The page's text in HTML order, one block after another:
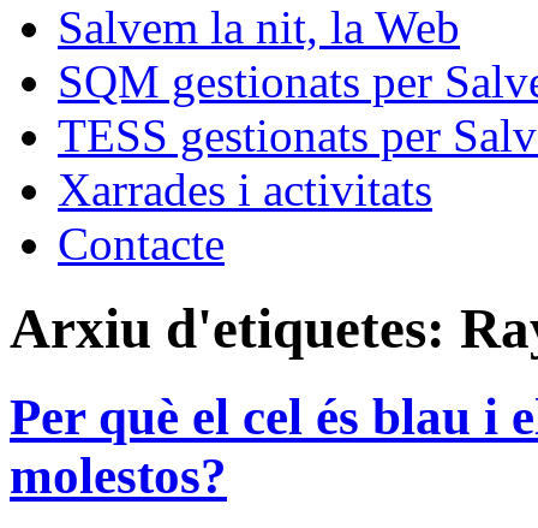
Salvem la nit, la Web
SQM gestionats per
TESS gestionats per
Xarrades i activitats
Contacte
Arxiu d'etiquetes:
Per què el cel és blau i
molestos?